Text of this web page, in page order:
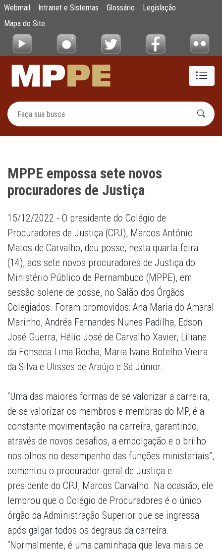
Pular para o Conteúdo principal
MPPE empossa sete novos procuradores
Webmail Intranet e Sistemas Glossário
Legislação
Mapa do Site
MPPE empossa sete novos
procuradores de Justiça
15/12/2022 - O presidente do Colégio de
Procuradores de Justiça (CPJ), Marcos Antônio
Matos de Carvalho, deu posse, nesta quarta-feira
(14), aos sete novos procuradores de Justiça do
Ministério Público de Pernambuco (MPPE), em
sessão solene de posse, no Salão dos Órgãos
Colegiados. Foram promovidos: Ana Maria do Amaral
Marinho, Andréa Fernandes Nunes Padilha, Edson
José Guerra, Hélio José de Carvalho Xavier, Liliane
da Fonseca Lima Rocha, Maria Ivana Botelho Vieira
da Silva e Ulisses de Araújo e Sá Júnior.
“Uma das maiores formas de se valorizar a carreira,
de se valorizar os membros e membras do MP, é a
constante movimentação na carreira, garantindo,
através de novos desafios, a empolgação e o brilho
nos olhos no desempenho das funções ministeriais”,
comentou o procurador-geral de Justiça e
presidente do CPJ, Marcos Carvalho. Na ocasião, ele
lembrou que o Colégio de Procuradores é o único
órgão da Administração Superior que se ingressa
após galgar todos os degraus da carreira.
“Normalmente, é uma caminhada que leva mais de